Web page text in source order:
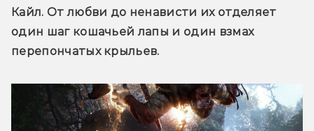
Кайл. От любви до ненависти их отделяет
один шаг кошачьей лапы и один взмах
перепончатых крыльев.